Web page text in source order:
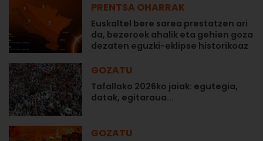
PRENTSA OHARRAK
Euskaltel bere sarea prestatzen ari
da, bezeroek ahalik eta gehien goza
dezaten eguzki-eklipse historikoaz
GOZATU
Tafallako 2026ko jaiak: egutegia,
datak, egitaraua...
GOZATU